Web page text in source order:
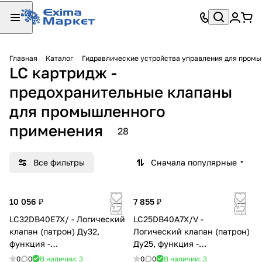
Главная Каталог Гидравлические устройства управления для
LC картридж -
предохранительные клапаны
для промышленного
применения
28
Все фильтры Сначала популярные
10 056 ₽
LC32DB40E7X/ - Логический
клапан (патрон) Ду32,
функция -
предохранительный клапан
0 0 В наличии: 3
7 855 ₽
LC25DB40A7X/V -
Логический клапан (патрон)
Ду25, функция -
предохранительный клапан
0 0 В наличии: 3